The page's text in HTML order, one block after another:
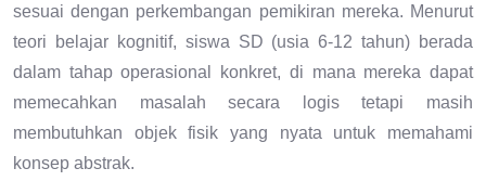
sesuai dengan perkembangan pemikiran mereka. Menurut
teori belajar kognitif, siswa SD (usia 6-12 tahun) berada
dalam tahap operasional konkret, di mana mereka dapat
memecahkan masalah secara logis tetapi masih
membutuhkan objek fisik yang nyata untuk memahami
konsep abstrak.